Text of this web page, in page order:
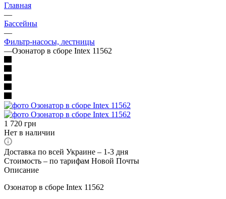
Главная
—
Бассейны
—
Фильтр-насосы, лестницы
—Озонатор в сборе Intex 11562
1 720 грн
Нет в наличии
Доставка по всей Украине – 1-3 дня
Стоимость – по тарифам Новой Почты
Описание
Озонатор в сборе Intex 11562